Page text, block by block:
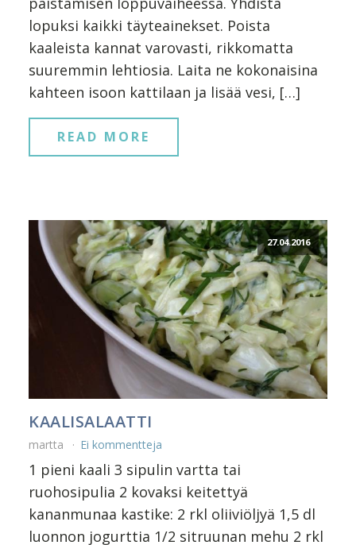
lopuksi kaikki täyteainekset. Poista
kaaleista kannat varovasti, rikkomatta
suuremmin lehtiosia. Laita ne kokonaisina
kahteen isoon kattilaan ja lisää vesi, […]
READ MORE
27.04.2016
KAALISALAATTI
martta Ei kommentteja
1 pieni kaali 3 sipulin vartta tai
ruohosipulia 2 kovaksi keitettyä
kananmunaa kastike: 2 rkl oliiviöljyä 1,5 dl
luonnon jogurttia 1/2 sitruunan mehu 2 rkl